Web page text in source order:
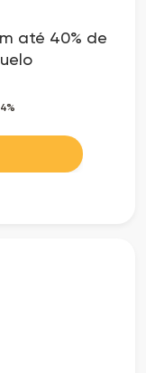
até 40% de